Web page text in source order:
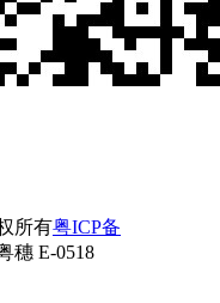
所有粤ICP备
穗 E-0518